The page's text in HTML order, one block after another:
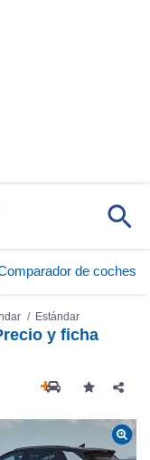
de coches
Estándar
y ficha